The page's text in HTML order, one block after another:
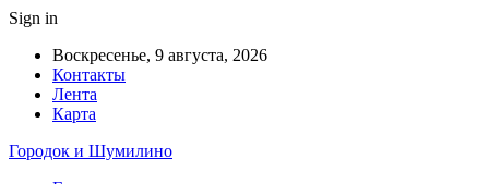
Sign in
Воскресенье, 9 августа, 2026
Контакты
Лента
Карта
Городок и Шумилино